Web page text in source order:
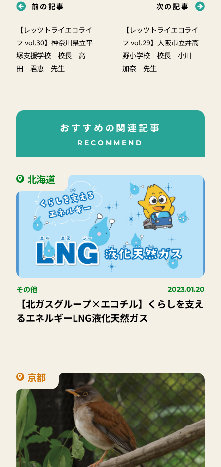
前の記事
【レッツトライエコライ
フ vol.30】神奈川県立平
塚支援学校 校長 高
田 君恵 先生
次の記事
【レッツトライエコライ
フ vol.29】大阪市立井高
野小学校 校長 小川
加奈 先生
おすすめの関連記事
RECOMMEND
北海道
その他 2023.01.20
【北ガスグループ×エコチル】くらしを支え
るエネルギーLNG液化天然ガス
京都